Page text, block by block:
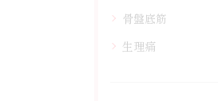
骨盤底筋
生理痛